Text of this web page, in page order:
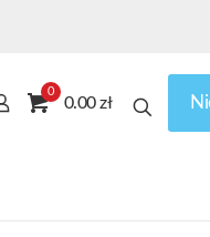
0
0.00 zł